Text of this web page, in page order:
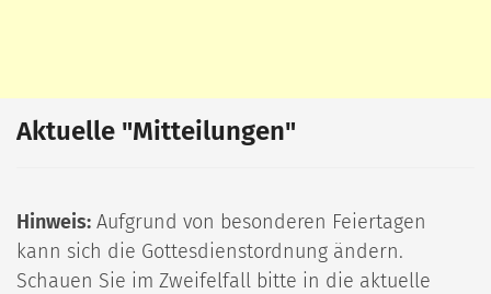
Aktuelle "Mitteilungen"
Hinweis: Aufgrund von besonderen Feiertagen
kann sich die Gottesdienstordnung ändern.
Schauen Sie im Zweifelfall bitte in die aktuelle